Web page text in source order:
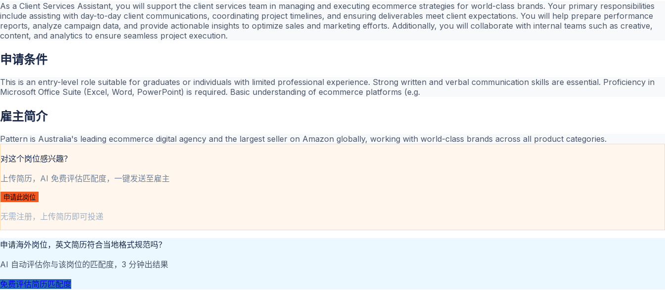
As a Client Services Assistant, you will support the client services team in managing and executing ecommerce strategies for world-class brands. Your primary responsibilities
include assisting with day-to-day client communications, coordinating project timelines, and ensuring deliverables meet client expectations. You will help prepare performance
reports, analyze campaign data, and provide actionable insights to optimize sales and marketing efforts. Additionally, you will collaborate with internal teams such as creative,
content, and analytics to ensure seamless project execution.
申请条件
This is an entry-level role suitable for graduates or individuals with limited professional experience. Strong written and verbal communication skills are essential. Proficiency in
Microsoft Office Suite (Excel, Word, PowerPoint) is required. Basic understanding of ecommerce platforms (e.g.
雇主简介
Pattern is Australia's leading ecommerce digital agency and the largest seller on Amazon globally, working with world-class brands across all product categories.
对这个岗位感兴趣？
上传简历，AI 免费评估匹配度，一键发送至雇主
申请此岗位
无需注册，上传简历即可投递
申请海外岗位，英文简历符合当地格式规范吗？
AI 自动评估你与该岗位的匹配度，3 分钟出结果
免费评估简历匹配度